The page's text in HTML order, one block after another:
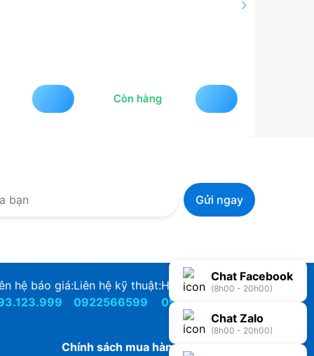
Còn hàng
hệ báo giá:Liên hệ kỹ thuật:
0922566599
Hỗ Trợ Bảo Hành:
0922566588
Chính sách mua hàng và bảo hành
Chat Facebook
(8h00 - 20h00)
Chat Zalo
(8h00 - 20h00)